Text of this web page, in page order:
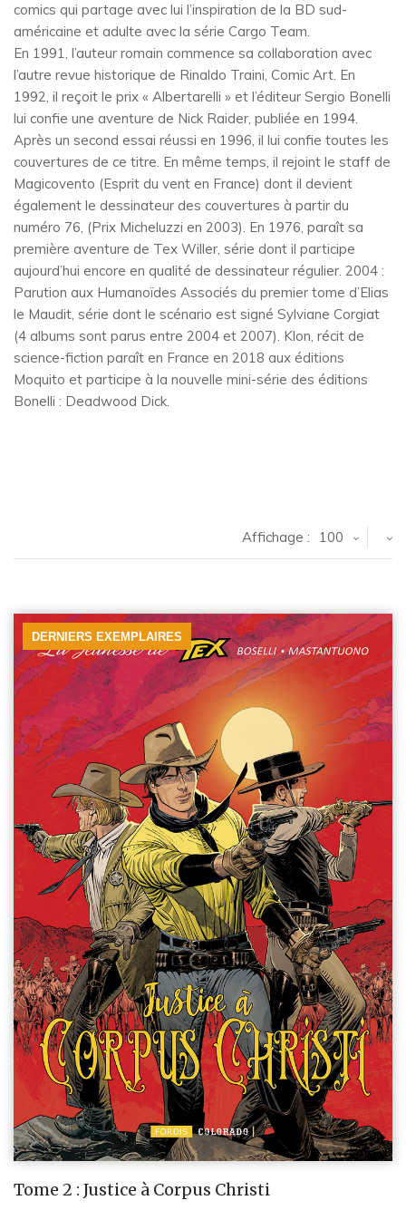
comics qui partage avec lui l’inspiration de la BD sud-
américaine et adulte avec la série Cargo Team.
En 1991, l’auteur romain commence sa collaboration avec
l’autre revue historique de Rinaldo Traini, Comic Art. En
1992, il reçoit le prix « Albertarelli » et l’éditeur Sergio Bonelli
lui confie une aventure de Nick Raider, publiée en 1994.
Après un second essai réussi en 1996, il lui confie toutes les
couvertures de ce titre. En même temps, il rejoint le staff de
Magicovento (Esprit du vent en France) dont il devient
également le dessinateur des couvertures à partir du
numéro 76, (Prix Micheluzzi en 2003). En 1976, paraît sa
première aventure de Tex Willer, série dont il participe
aujourd’hui encore en qualité de dessinateur régulier. 2004 :
Parution aux Humanoïdes Associés du premier tome d’Elias
le Maudit, série dont le scénario est signé Sylviane Corgiat
(4 albums sont parus entre 2004 et 2007). Klon, récit de
science-fiction paraît en France en 2018 aux éditions
Moquito et participe à la nouvelle mini-série des éditions
Bonelli : Deadwood Dick.
Affichage : 100
DERNIERS EXEMPLAIRES
Tome 2 : Justice à Corpus Christi